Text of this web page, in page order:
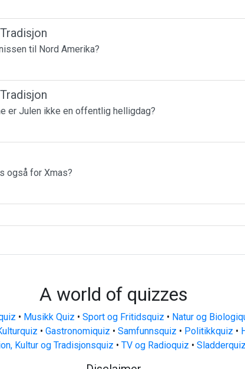
til Nord Amerika?
er Julen ikke en offentlig helligdag?
også for Xmas?
A world of quizzes
• Musikk Quiz • Sport og Fritidsquiz • Natur og
• Gastronomiquiz • Samfunnsquiz • Politikkquiz •
Kultur og Tradisjonsquiz • TV og Radioquiz • Sladderquiz